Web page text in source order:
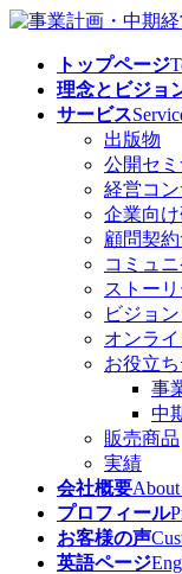
コ
ナ
トップページ
理念とビジョ
サービス
出版物
公開セ
経営コ
企業向
顧問契
コミュ
ストー
ビジョ
オンラ
お役立
事
中
販売商品
実績
会社概要About
プロフィール
お客様の声
英語ページ